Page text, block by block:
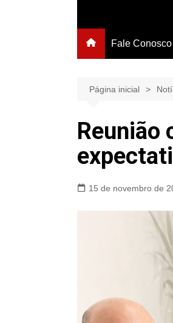
Fale Conosco
Página inicial
Reunião
15 de novembro de